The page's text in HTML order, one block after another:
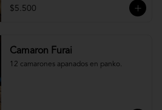
$5.500
Camaron Furai
12 camarones apanados en panko.